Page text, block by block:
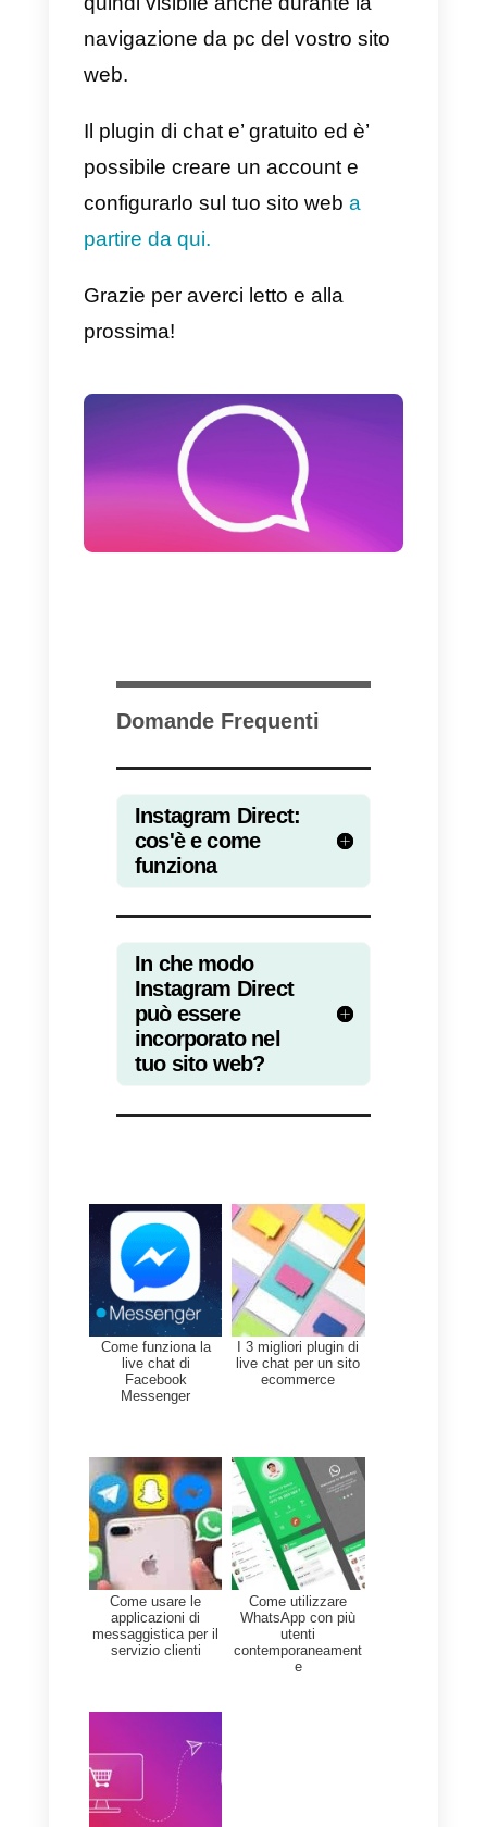
E’ possibile integrare Instagram
Direct sul proprio sito web
attraverso ilplugin di chat
Callbell. Una volta installato sul
proprio sito web, i visitatori del
web avranno la possibilità di
essere portati verso la pagina
aziendale in un click e di iniziare
una conversazione direttamente
partire dal social network.
Al momento della scrittura di
quanto non esiste ancora la
possibilità di inviare messaggi su
Instagram attraverso
l’applicazione desktop.
2019, Facebook ha iniziato a
dell’applicazione di
di Instagram e l’opzione sar
quindi visibile anche durante la
navigazione da pc del vostro sito
web.
possibile creare un account e
configurarlo sul tuo sito web
partire da qui.
Grazie per averci letto e alla